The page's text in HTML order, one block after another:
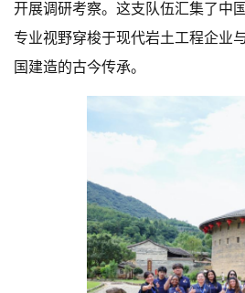
开展调研考察。这支队伍汇集了中
专业视野穿梭于现代岩土工程企业
国建造的古今传承。